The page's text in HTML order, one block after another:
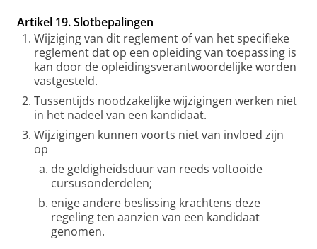
Artikel 19. Slotbepalingen
Wijziging van dit reglement of van het specifieke
reglement dat op een opleiding van toepassing is
kan door de opleidingsverantwoordelijke worden
vastgesteld.
Tussentijds noodzakelijke wijzigingen werken niet
in het nadeel van een kandidaat.
Wijzigingen kunnen voorts niet van invloed zijn
op
de geldigheidsduur van reeds voltooide
cursusonderdelen;
enige andere beslissing krachtens deze
regeling ten aanzien van een kandidaat
genomen.